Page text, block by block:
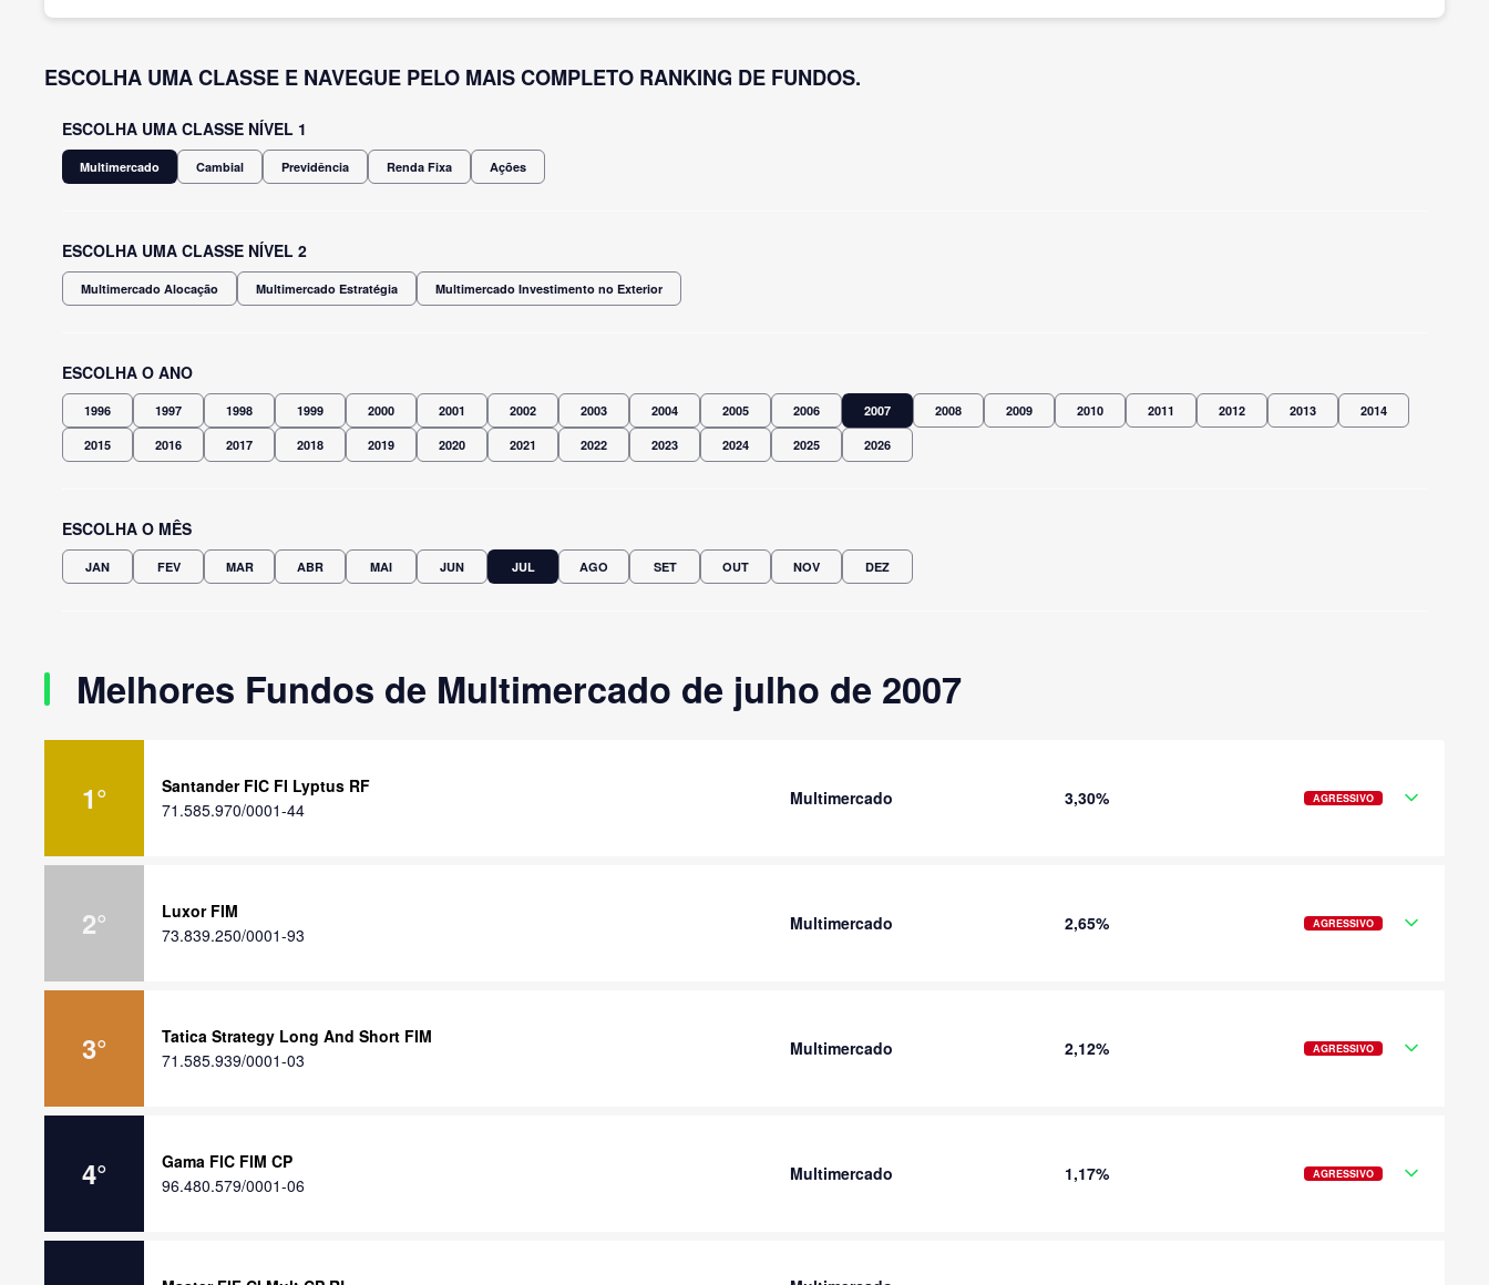
ESCOLHA UMA CLASSE E NAVEGUE PELO MAIS COMPLETO RANKING DE FUNDOS.
ESCOLHA UMA CLASSE NÍVEL 1
Multimercado Cambial Previdência Renda Fixa Ações
ESCOLHA UMA CLASSE NÍVEL 2
Multimercado Alocação Multimercado Estratégia Multimercado Investimento no Exterior
ESCOLHA O ANO
1996 1997 1998 1999 2000 2001 2002 2003 2004 2005 2006 2007 2008 2009 2010 2011 2012 2013 2014
2015 2016 2017 2018 2019 2020 2021 2022 2023 2024 2025 2026
ESCOLHA O MÊS
JAN FEV MAR ABR MAI JUN JUL AGO SET OUT NOV DEZ
Melhores Fundos de Multimercado de julho de 2007
1°
Santander FIC FI Lyptus RF
71.585.970/0001-44
Multimercado 3,30% AGRESSIVO
2°
Luxor FIM
73.839.250/0001-93
Multimercado 2,65% AGRESSIVO
3°
Tatica Strategy Long And Short FIM
71.585.939/0001-03
Multimercado 2,12% AGRESSIVO
4°
Gama FIC FIM CP
96.480.579/0001-06
Multimercado 1,17% AGRESSIVO